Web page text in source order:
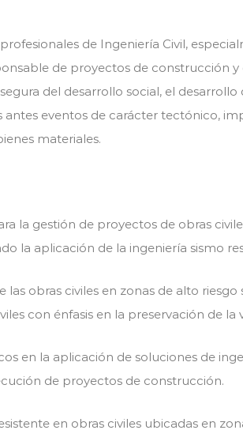
de Ingeniería Civil,
de proyectos de construcción
del desarrollo social, el
antes eventos de carácter tectónico,
materiales.
gestión de proyectos de obras
la aplicación de la ingeniería sismo
obras civiles en zonas de alto riesgo
con énfasis en la preservación de la
en la aplicación de soluciones de
de proyectos de construcción.
en obras civiles ubicadas en